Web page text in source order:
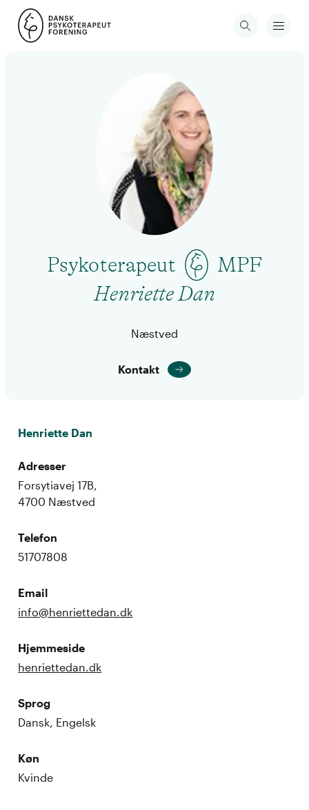
Psykoterapeut
MPF
Henriette Dan
Næstved
Kontakt
Henriette Dan
Adresser
Forsytiavej 17B,
4700 Næstved
Telefon
51707808
Email
info@henriettedan.dk
Hjemmeside
henriettedan.dk
Sprog
Dansk, Engelsk
Køn
Kvinde